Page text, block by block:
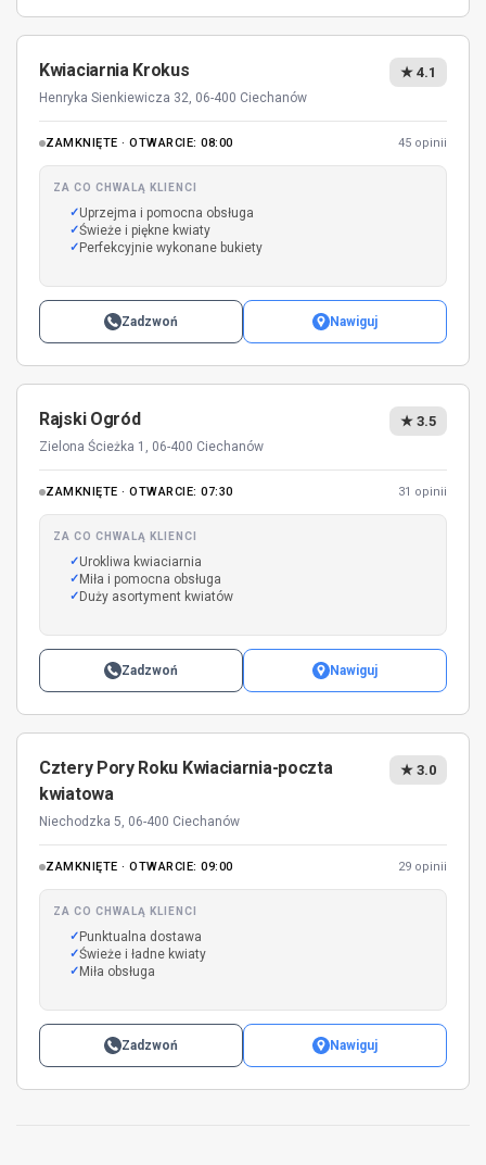
Kwiaciarnia Krokus
Henryka Sienkiewicza 32, 06-400 Ciechanów
★ 4.1
ZAMKNIĘTE · OTWARCIE: 08:00 45 opinii
ZA CO CHWALĄ KLIENCI
Uprzejma i pomocna obsługa
Świeże i piękne kwiaty
Perfekcyjnie wykonane bukiety
Zadzwoń Nawiguj
Rajski Ogród
Zielona Ścieżka 1, 06-400 Ciechanów
★ 3.5
ZAMKNIĘTE · OTWARCIE: 07:30 31 opinii
ZA CO CHWALĄ KLIENCI
Urokliwa kwiaciarnia
Miła i pomocna obsługa
Duży asortyment kwiatów
Zadzwoń Nawiguj
Cztery Pory Roku Kwiaciarnia-poczta
kwiatowa
Niechodzka 5, 06-400 Ciechanów
★ 3.0
ZAMKNIĘTE · OTWARCIE: 09:00 29 opinii
ZA CO CHWALĄ KLIENCI
Punktualna dostawa
Świeże i ładne kwiaty
Miła obsługa
Zadzwoń Nawiguj